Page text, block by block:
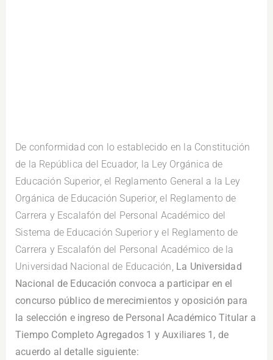
De conformidad con lo establecido en la Constitución
de la República del Ecuador, la Ley Orgánica de
Educación Superior, el Reglamento General a la Ley
Orgánica de Educación Superior, el Reglamento de
Carrera y Escalafón del Personal Académico del
Sistema de Educación Superior y el Reglamento de
Carrera y Escalafón del Personal Académico de la
Universidad Nacional de Educación, La Universidad
Nacional de Educación convoca a participar en el
concurso público de merecimientos y oposición para
la selección e ingreso de Personal Académico Titular a
Tiempo Completo Agregados 1 y Auxiliares 1, de
acuerdo al detalle siguiente: